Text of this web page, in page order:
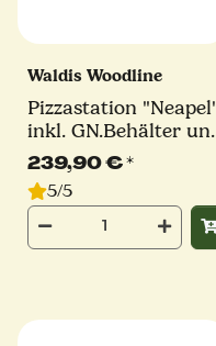
Waldis Woodline
Pizzastation
inkl. GN.Behälter
Deckel | Waldis
239,90 €*
5/5